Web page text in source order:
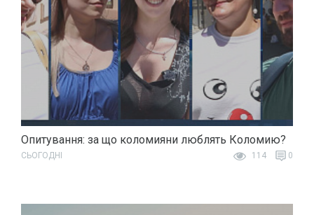
Опитування: за що коломияни люблять Коломию?
СЬОГОДНІ 114 0